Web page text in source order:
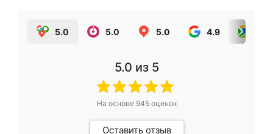
5.0 5.0 5.0 4.9
5.0 из 5
На основе 945оценок
Оставить отзыв